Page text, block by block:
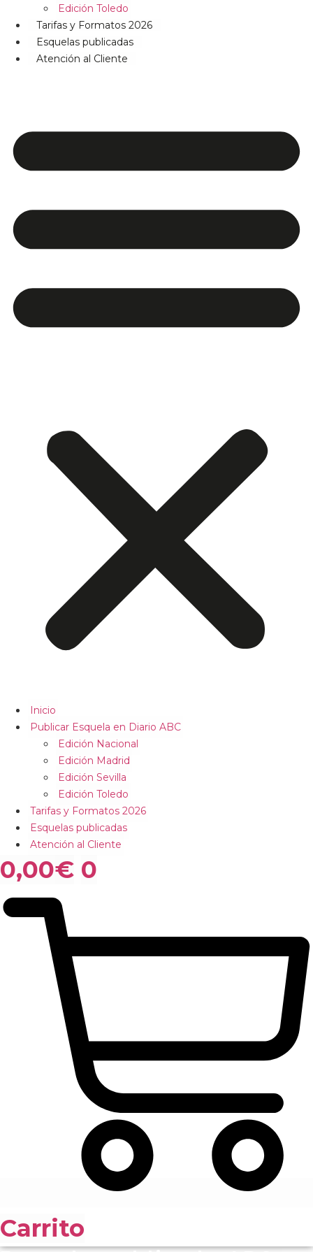
Edición Toledo
Tarifas y Formatos 2026
Esquelas publicadas
Atención al Cliente
Inicio
Publicar Esquela en Diario ABC
Edición Nacional
Edición Madrid
Edición Sevilla
Edición Toledo
Tarifas y Formatos 2026
Esquelas publicadas
Atención al Cliente
0,00€ 0
Carrito